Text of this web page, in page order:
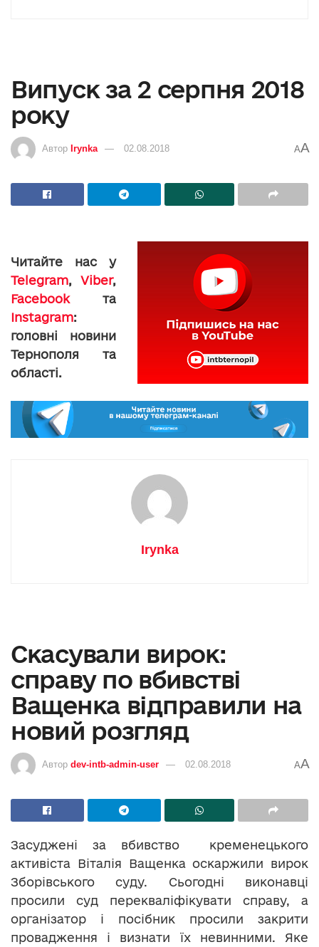
Випуск за 2 серпня 2018
року
Автор Irynka 02.08.2018 AA
Читайте нас у
Telegram, Viber,
Facebookта
Instagram:
головні новини
Тернополя та
області.
Irynka
Скасували вирок:
справу по вбивстві
Ващенка відправили на
новий розгляд
Автор dev-intb-admin-user 02.08.2018 AA
Засуджені за вбивство кременецького
активіста Віталія Ващенка оскаржили вирок
Зборівського суду. Сьогодні виконавці
просили суд перекваліфікувати справу, а
організатор і посібник просили закрити
провадження і визнати їх невинними. Яке